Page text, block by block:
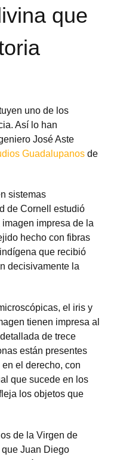
que
uno de los
Así lo han
José Aste
Guadalupanos de
sistemas
de Cornell estudió
impresa de la
hecho con fibras
que recibió
decisivamente la
el iris y
tienen impresa al
de trece
están presentes
el derecho, con
que sucede en los
los objetos que
de la Virgen de
Juan Diego